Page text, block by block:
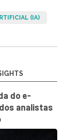
(IA)
do e-
analistas